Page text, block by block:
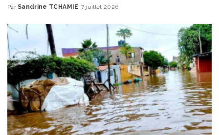
Publié
Par Sandrine TCHAMIE 7 juillet 2026